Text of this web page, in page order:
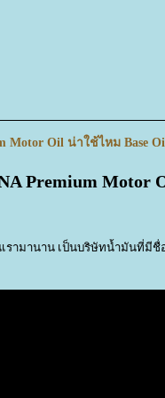
Motor Oil น่าใช้ไหม Base
Premium Motor
ามานาน เป็นบริษัทน้ำมันที่มีชื่